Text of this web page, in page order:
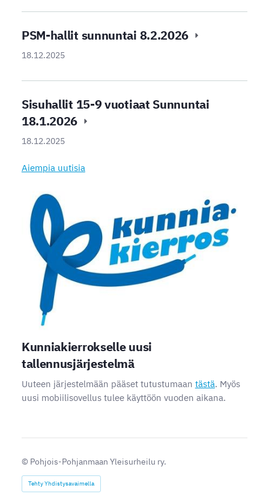
PSM-hallit sunnuntai 8.2.2026
18.12.2025
Sisuhallit 15-9 vuotiaat Sunnuntai
18.1.2026
18.12.2025
Aiempia uutisia
Kunniakierrokselle uusi
tallennusjärjestelmä
Uuteen järjestelmään pääset tutustumaan tästä. Myös
uusi mobiilisovellus tulee käyttöön vuoden aikana.
© Pohjois-Pohjanmaan Yleisurheilu ry.
Tehty Yhdistysavaimella